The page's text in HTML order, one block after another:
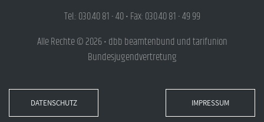
Tel.: 030.40 81 - 40 • Fax: 030.40 81 - 49 99
Alle Rechte © 2026 • dbb beamtenbund und tarifunion
Bundesjugendvertretung
DATENSCHUTZ IMPRESSUM